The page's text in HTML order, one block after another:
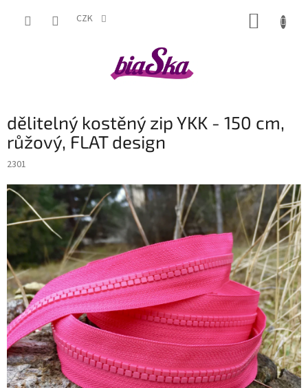
CZK
dělitelný kostěný zip YKK - 150 cm,
růžový, FLAT design
2301